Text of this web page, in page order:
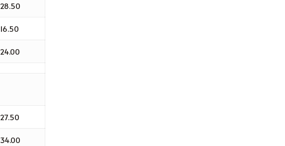
28.50
16.50
24.00
27.50
34.00